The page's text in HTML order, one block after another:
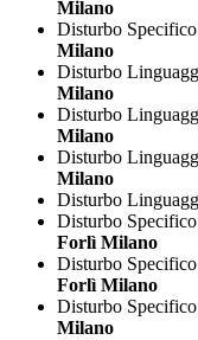
Milano
Disturbo
Milano
Disturbo
Milano
Disturbo
Milano
Disturbo
Milano
Disturbo
Disturbo
Forlì Milano
Disturbo
Forlì Milano
Disturbo
Milano